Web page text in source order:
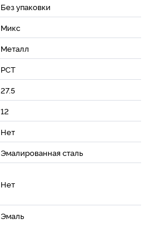
Без упаковки
Микс
Металл
РСТ
27.5
12
Нет
Эмалированная сталь
Нет
Эмаль